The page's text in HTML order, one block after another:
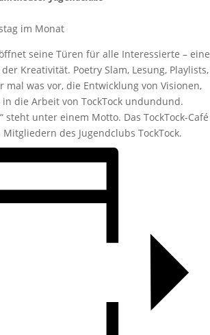
im Monat
öffnet seine Türen für alle Interessierte – eine
Kreativität. Poetry Slam, Lesung, Playlists,
mal was vor, die Entwicklung von Visionen,
in die Arbeit von TockTock undundund.
steht unter einem Motto. Das TockTock-Café
des Jugendclubs TockTock.